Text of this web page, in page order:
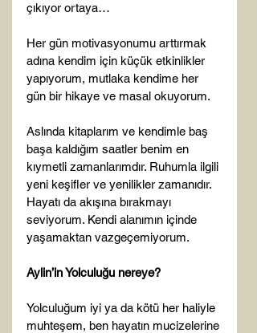
çıkıyor ortaya…
Her gün motivasyonumu arttırmak
adına kendim için küçük etkinlikler
yapıyorum, mutlaka kendime her
gün bir hikaye ve masal okuyorum.
Aslında kitaplarım ve kendimle baş
başa kaldığım saatler benim en
kıymetli zamanlarımdır. Ruhumla ilgili
yeni keşifler ve yenilikler zamanıdır.
Hayatı da akışına bırakmayı
seviyorum. Kendi alanımın içinde
yaşamaktan vazgeçemiyorum.
Aylin’in Yolculuğu nereye?
Yolculuğum iyi ya da kötü her haliyle
muhteşem, ben hayatın mucizelerine